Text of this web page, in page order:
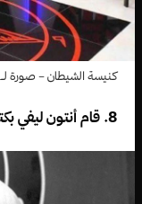
كنيسة الشيطان – صورة لـGIGIM XUL من فليكر
8. قام أنتون ليفي بكتابة إنجيل شيطاني ويعتبر من أهم كتبهم.